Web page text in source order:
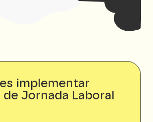
implementar
Jornada Laboral